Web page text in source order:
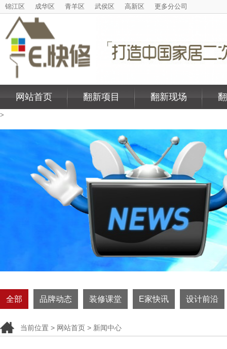
锦江区 成华区 青羊区 武侯区 高新区 更多分公司
网站首页 翻新项目 翻新现场
>
全部 品牌动态 装修课堂 E家快讯 设计前沿
当前位置 > 网站首页 > 新闻中心